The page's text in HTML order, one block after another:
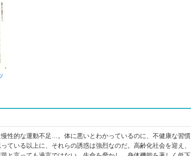
性的な運動不足…。体に悪いとわかっているのに、不健康な習慣
ている以上に、それらの誘惑は強烈なのだ。高齢化社会を迎え、